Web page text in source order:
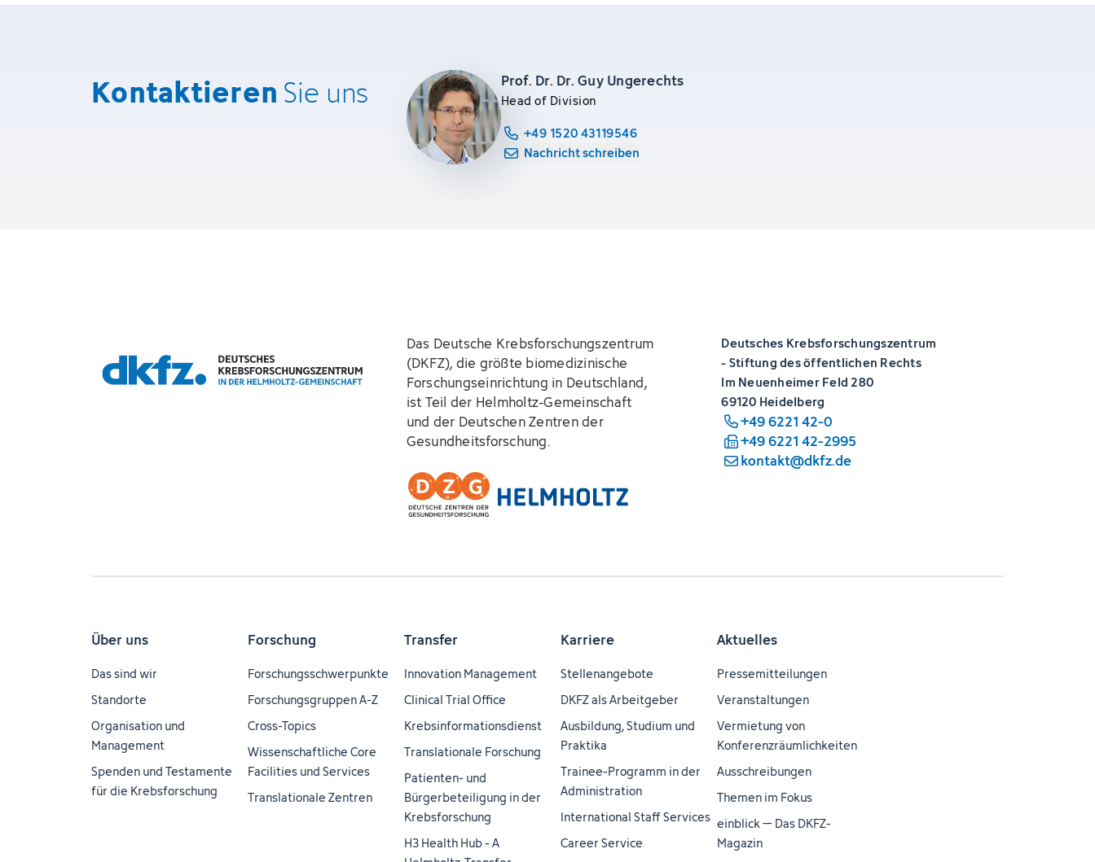
KontaktierenSie uns Prof. Dr. Dr. Guy Ungerechts
Head of Division
+49 1520 43119546
Nachricht schreiben
Das Deutsche Krebsforschungszentrum
(DKFZ), die größte biomedizinische
Forschungseinrichtung in Deutschland,
ist Teil der Helmholtz-Gemeinschaft
und der Deutschen Zentren der
Gesundheitsforschung.
Deutsches Krebsforschungszentrum
- Stiftung des öffentlichen Rechts
Im Neuenheimer Feld 280
69120 Heidelberg
+49 6221 42-0
+49 6221 42-2995
kontakt@dkfz.de
Über uns
Das sind wir
Standorte
Organisation und
Management
Spenden und Testamente
für die Krebsforschung
Forschung
Forschungsschwerpunkte
Forschungsgruppen A-Z
Cross-Topics
Wissenschaftliche Core
Facilities und Services
Translationale Zentren
Transfer
Innovation Management
Clinical Trial Office
Krebsinformationsdienst
Translationale Forschung
Patienten- und
Bürgerbeteiligung in der
Krebsforschung
H3 Health Hub - A
Karriere
Stellenangebote
DKFZ als Arbeitgeber
Ausbildung, Studium und
Praktika
Trainee-Programm in der
Administration
International Staff Services
Career Service
Aktuelles
Pressemitteilungen
Veranstaltungen
Vermietung von
Konferenzräumlichkeiten
Ausschreibungen
Themen im Fokus
einblick – Das DKFZ-
Magazin